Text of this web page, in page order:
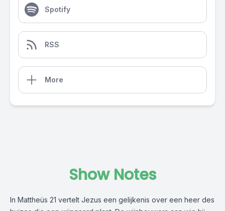
Spotify
RSS
More
Show Notes
In Mattheüs 21 vertelt Jezus een gelijkenis over een heer des